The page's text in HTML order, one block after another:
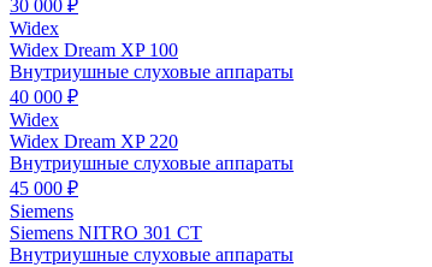
30 000 ₽
Widex
Widex Dream XP 100
Внутриушные слуховые аппараты
40 000 ₽
Widex
Widex Dream XP 220
Внутриушные слуховые аппараты
45 000 ₽
Siemens
Siemens NITRO 301 CT
Внутриушные слуховые аппараты